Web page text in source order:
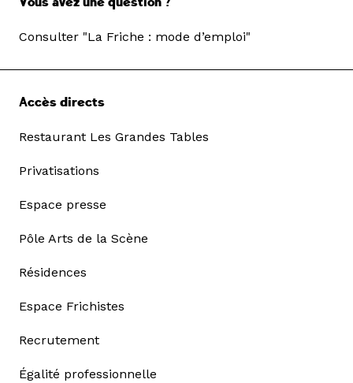
Consulter "La Friche : mode d’emploi"
Accès directs
Restaurant Les Grandes Tables
Privatisations
Espace presse
Pôle Arts de la Scène
Résidences
Espace Frichistes
Recrutement
Égalité professionnelle